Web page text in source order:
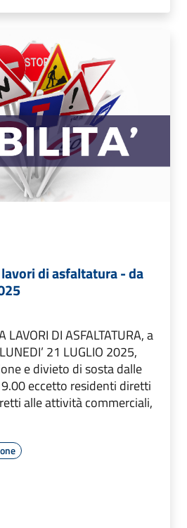
di asfaltatura - da
LAVORI DI ASFALTATURA, a
21 LUGLIO 2025,
e divieto di sosta dalle
eccetto residenti diretti
alle attività commerciali,